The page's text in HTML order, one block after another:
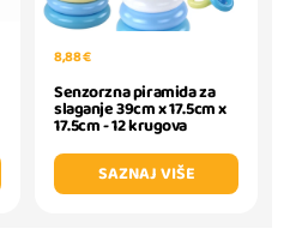
8,88 €
Senzorzna piramida za
slaganje 39cm x 17.5cm x
17.5cm - 12 krugova
SAZNAJ VIŠE